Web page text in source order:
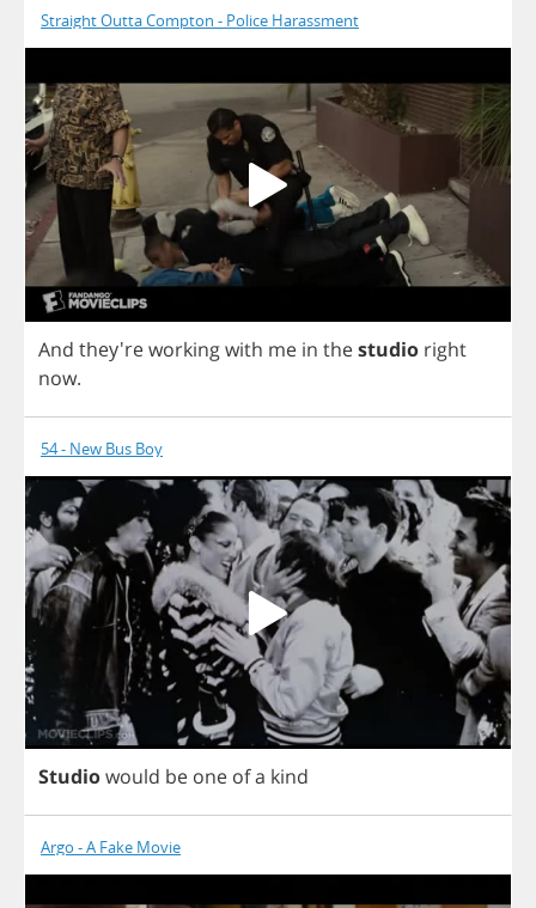
Straight Outta Compton - Police Harassment
And they'reworkingwith me in thestudio right
now.
54 - New Bus Boy
Studiowould be one ofa kind
Argo - A Fake Movie